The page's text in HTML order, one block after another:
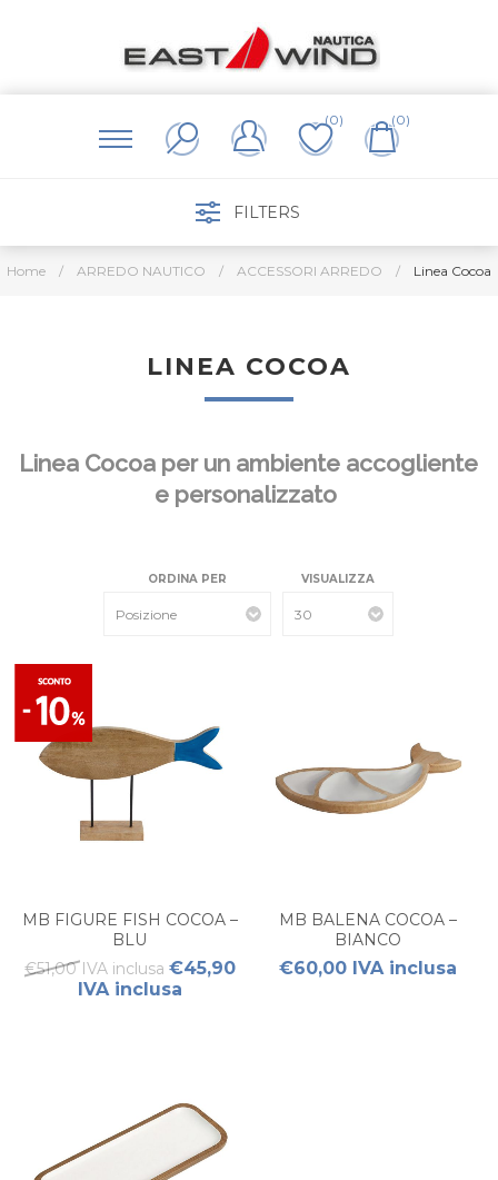
(0) (0)
FILTERS
Home / ARREDO NAUTICO / ACCESSORI ARREDO / Linea Cocoa
LINEA COCOA
Linea Cocoa per un ambiente accogliente
e personalizzato
ORDINA PER VISUALIZZA
MB FIGURE FISH COCOA –
BLU
€51,00 IVA inclusa €45,90
IVA inclusa
MB BALENA COCOA –
BIANCO
€60,00 IVA inclusa